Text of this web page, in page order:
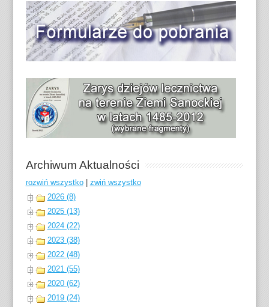
Archiwum Aktualności
rozwiń wszystko| zwiń wszystko
2026 (8)
2025 (13)
2024 (22)
2023 (38)
2022 (48)
2021 (55)
2020 (62)
2019 (24)